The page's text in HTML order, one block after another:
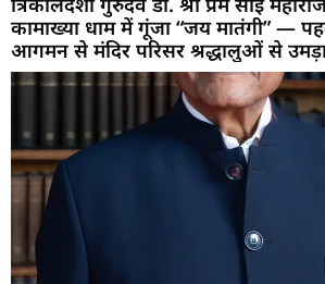
कामाख्या धाम में गूंजा “जय मातंगी” —
आगमन से मंदिर परिसर श्रद्धालुओं से